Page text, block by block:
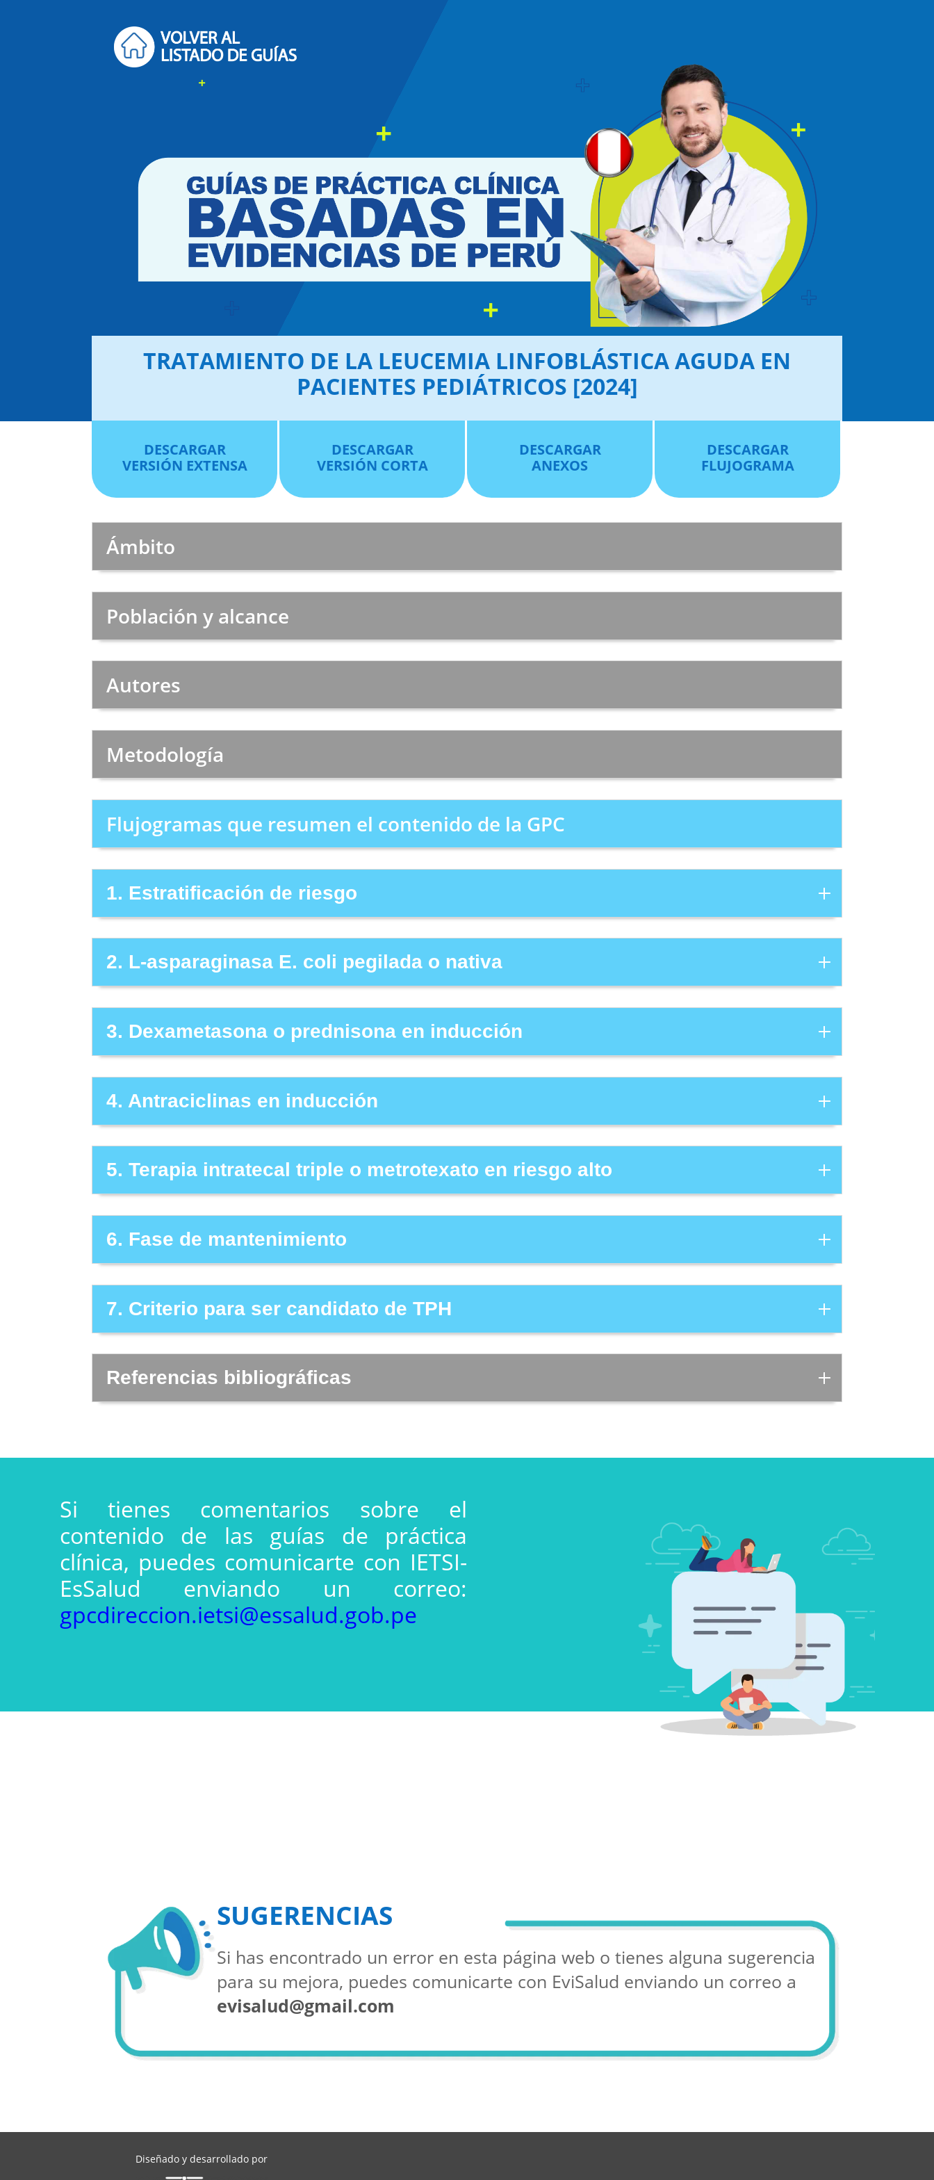
TRATAMIENTO DE LA LEUCEMIA LINFOBLÁSTICA AGUDA EN
PACIENTES PEDIÁTRICOS [2024]
DESCARGAR
VERSIÓN EXTENSA
DESCARGAR
VERSIÓN CORTA
DESCARGAR
ANEXOS
DESCARGAR
FLUJOGRAMA
Ámbito
Población y alcance
Autores
Metodología
Flujogramas que resumen el contenido de la GPC
1. Estratificación de riesgo
2. L-asparaginasa E. coli pegilada o nativa
3. Dexametasona o prednisona en inducción
4. Antraciclinas en inducción
5. Terapia intratecal triple o metrotexato en riesgo alto
6. Fase de mantenimiento
7. Criterio para ser candidato de TPH
Referencias bibliográficas
Si tienes comentarios sobre el
contenido de las guías de práctica
clínica, puedes comunicarte con IETSI-
EsSalud enviando un correo:
gpcdireccion.ietsi@essalud.gob.pe
SUGERENCIAS
Si has encontrado un error en esta página web o tienes alguna sugerencia
para su mejora, puedes comunicarte con EviSalud enviando un correo a
evisalud@gmail.com
Diseñado y desarrollado por